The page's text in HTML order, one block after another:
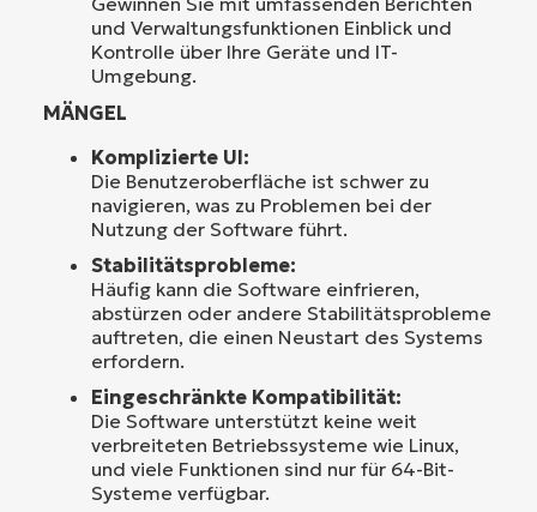
und Verwaltungsfunktionen Einblick und
Kontrolle über Ihre Geräte und IT-
Umgebung.
MÄNGEL
Komplizierte UI:
Die Benutzeroberfläche ist schwer zu
navigieren, was zu Problemen bei der
Nutzung der Software führt.
Stabilitätsprobleme:
Häufig kann die Software einfrieren,
abstürzen oder andere Stabilitätsprobleme
auftreten, die einen Neustart des Systems
erfordern.
Eingeschränkte Kompatibilität:
Die Software unterstützt keine weit
verbreiteten Betriebssysteme wie Linux,
und viele Funktionen sind nur für 64-Bit-
Systeme verfügbar.